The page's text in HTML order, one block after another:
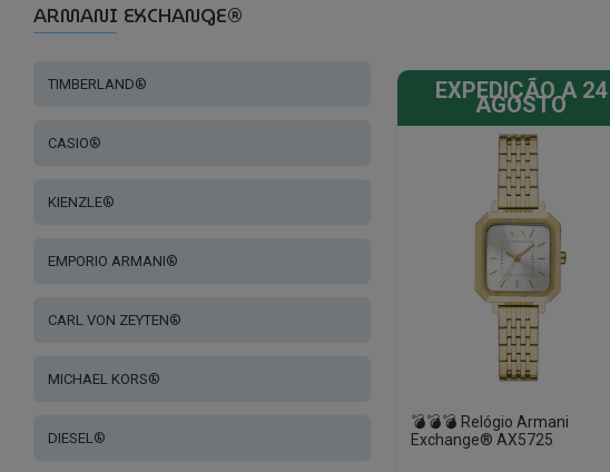
EXPEDIÇÃO A 24
AGOSTO
💣💣💣 Relógio Armani
Exchange® AX5725
ARMANI EXCHANGE®
TIMBERLAND®
CASIO®
KIENZLE®
EMPORIO ARMANI®
CARL VON ZEYTEN®
MICHAEL KORS®
DIESEL®